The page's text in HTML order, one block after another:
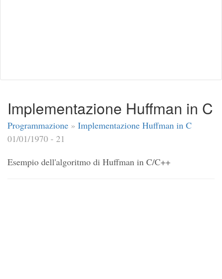
Implementazione Huffman in C
Programmazione » Implementazione Huffman in C
01/01/1970 - 21
Esempio dell'algoritmo di Huffman in C/C++